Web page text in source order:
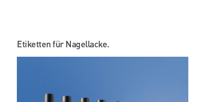
Etiketten für Nagellacke.